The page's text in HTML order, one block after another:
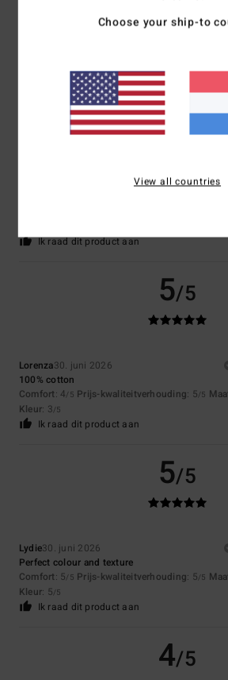
Matteo7. juli 2026
5 /5
Ik raad dit product aan
5/5
Lorenza30. juni 2026
100% cotton
Comfort: 4/5 Prijs-kwaliteitverhouding: 5/5
Kleur: 3/5
Ik raad dit product aan
5/5
Lydie30. juni 2026
Perfect colour and texture
Comfort: 5/5 Prijs-kwaliteitverhouding: 5/5
Kleur: 5/5
Ik raad dit product aan
4/5
Choose your ship-to
View all countries